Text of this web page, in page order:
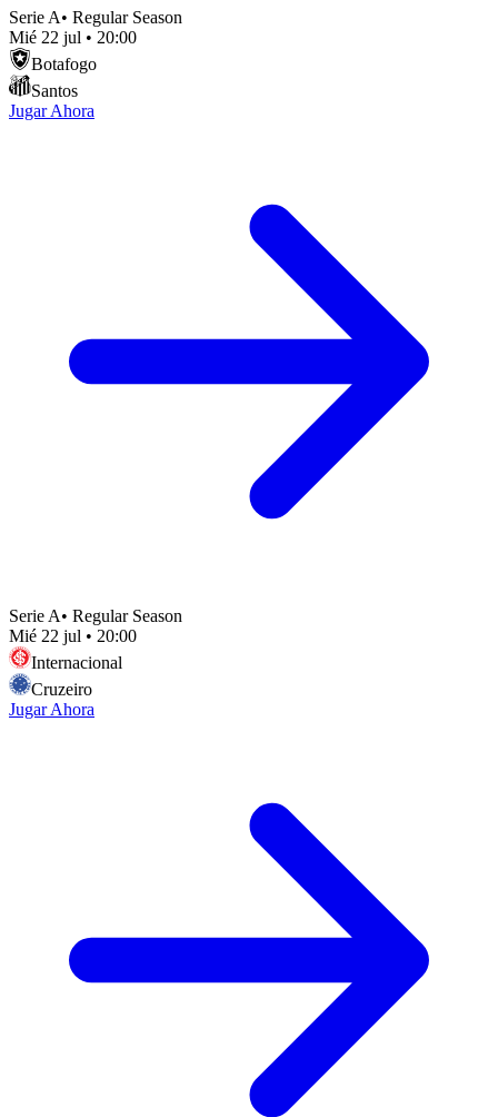
Serie A• Regular Season
Mié 22 jul • 20:00
Botafogo
Santos
Jugar Ahora
Serie A• Regular Season
Mié 22 jul • 20:00
Internacional
Cruzeiro
Jugar Ahora